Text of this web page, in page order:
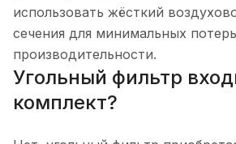
использовать жёсткий
сечения для минимальных потерь
производительности.
Угольный фильтр
комплект?